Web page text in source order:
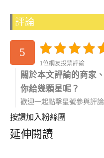
評論
5
1位網友投票評論
關於本文評論的商家
你給幾顆星呢？
歡迎一起點擊星號參與評論
按讚加入粉絲團
延伸閱讀